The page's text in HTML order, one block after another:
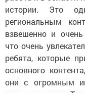
истории. Это
региональным
взвешенно и
что очень
ребята, которые
основного
они с огромным